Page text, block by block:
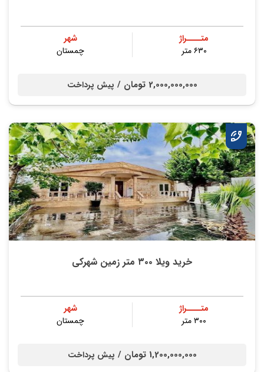
متــــراژ
۶۳۰ متر
شهر
چمستان
2,000,000,000 تومان / پیش پرداخت
خرید ویلا ۳۰۰ متر زمین شهرکی
متــــراژ
۳۰۰ متر
شهر
چمستان
1,200,000,000 تومان / پیش پرداخت